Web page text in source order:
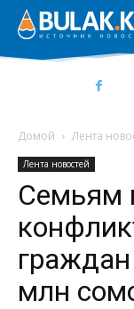
Домой Лента
Лента новостей
Семьям
млн